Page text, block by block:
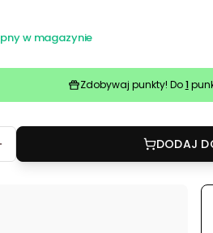
w magazynie
Zdobywaj punkty! Do1
DODAJ